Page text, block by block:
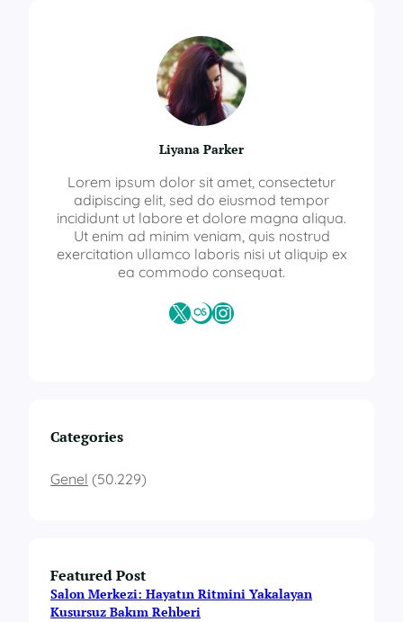
Liyana Parker
Lorem ipsum dolor sit amet, consectetur
adipiscing elit, sed do eiusmod tempor
incididunt ut labore et dolore magna aliqua.
Ut enim ad minim veniam, quis nostrud
exercitation ullamco laboris nisi ut aliquip ex
ea commodo consequat.
X Last.fmInstagram
Categories
Genel (50.229)
Featured Post
Salon Merkezi: Hayatın Ritmini Yakalayan
Kusursuz Bakım Rehberi